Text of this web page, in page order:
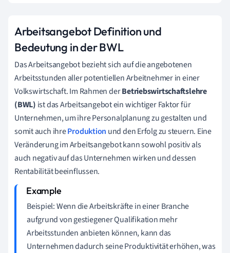
Arbeitsangebot Definition und
Bedeutung in der BWL
Das Arbeitsangebot bezieht sich auf die angebotenen
Arbeitsstunden aller potentiellen Arbeitnehmer in einer
Volkswirtschaft. Im Rahmen derBetriebswirtschaftslehre
(BWL) ist das Arbeitsangebot ein wichtiger Faktor für
Unternehmen, um ihre Personalplanung zu gestalten und
somit auch ihreProduktion und den Erfolg zu steuern. Eine
Veränderung im Arbeitsangebot kann sowohl positiv als
auch negativ auf das Unternehmen wirken und dessen
Rentabilität beeinflussen.
Beispiel: Wenn die Arbeitskräfte in einer Branche
aufgrund von gestiegener Qualifikation mehr
Arbeitsstunden anbieten können, kann das
Unternehmen dadurch seine Produktivität erhöhen, was